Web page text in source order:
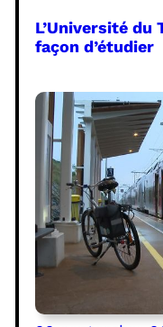
L’Université du
façon d’étudier